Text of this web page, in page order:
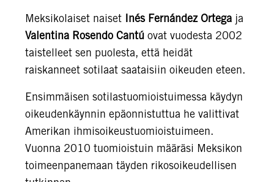
Meksikolaiset naiset Inés Fernández Ortega ja
Valentina Rosendo Cantú ovat vuodesta 2002
taistelleet sen puolesta, että heidät
raiskanneet sotilaat saataisiin oikeuden eteen.
Ensimmäisen sotilastuomioistuimessa käydyn
oikeudenkäynnin epäonnistuttua he valittivat
Amerikan ihmisoikeustuomioistuimeen.
Vuonna 2010 tuomioistuin määräsi Meksikon
toimeenpanemaan täyden rikosoikeudellisen